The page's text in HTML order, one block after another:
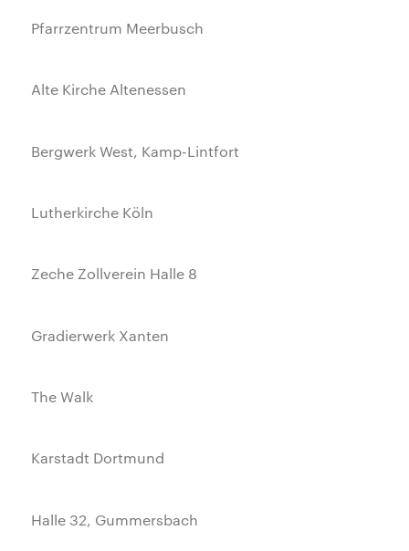
Pfarrzentrum Meerbusch
Alte Kirche Altenessen
Bergwerk West, Kamp-Lintfort
Lutherkirche Köln
Zeche Zollverein Halle 8
Gradierwerk Xanten
The Walk
Karstadt Dortmund
Halle 32, Gummersbach